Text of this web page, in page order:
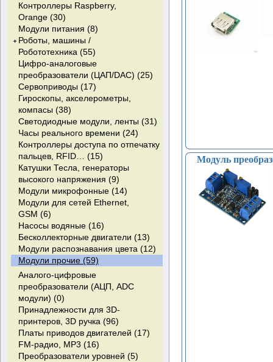
батарей (2)
Коммутационные
контроллеры (3)
Преобразователи переменного
тока в постоянный (243)
Драйверы для управления
затвором (4)
Контрольные цепи (9)
Коррекция коэффициента
мощности (PFC ) (2)
LED драйверы (4)
Супервизоры питания (11)
N-Channel IGBT с диодом
+Zener-protected (1)
Quad NPN With built-in avalanche
diode (0)
NPN/PNP Darlington с диодом (0)
USB (14)
Кнопочные переключатели (11)
термопары (24)
Датчики давления (11)
Датчики тока, трансформаторы
тока (0)
Датчики лазерные (1)
Датчики оптические (6)
Датчики пламени - Датчики
огня (7)
Контроллеры Raspberry,
Orange (30)
Модули питания (8)
Роботы, машины /
Робототехника (55)
Колеса, шасси, электродвигатели
(моторы) (34)
Аксессуары для робототехники (9)
Цифро-аналоговые
преобразователи (ЦАП/DAC) (25)
Сервоприводы (17)
Гироскопы, акселерометры,
компасы (38)
Светодиодные модули, ленты (31)
Часы реального времени (24)
Контроллеры доступа по отпечатку
пальцев, RFID… (15)
Катушки Тесла, генераторы
высокого напряжения (9)
Модули микрофонные (14)
Модули для сетей Ethernet,
GSM (6)
Насосы водяные (16)
Бесколлекторные двигатели (13)
Модули распознавания цвета (12)
Модули прочие (59)
Аналого-цифровые
преобразователи (АЦП, ADC
модули) (0)
Принадлежности для 3D-
принтеров, 3D ручка (96)
Платы приводов двигателей (17)
FM-радио, MP3 (16)
Преобразователи уровней (5)
Модуль